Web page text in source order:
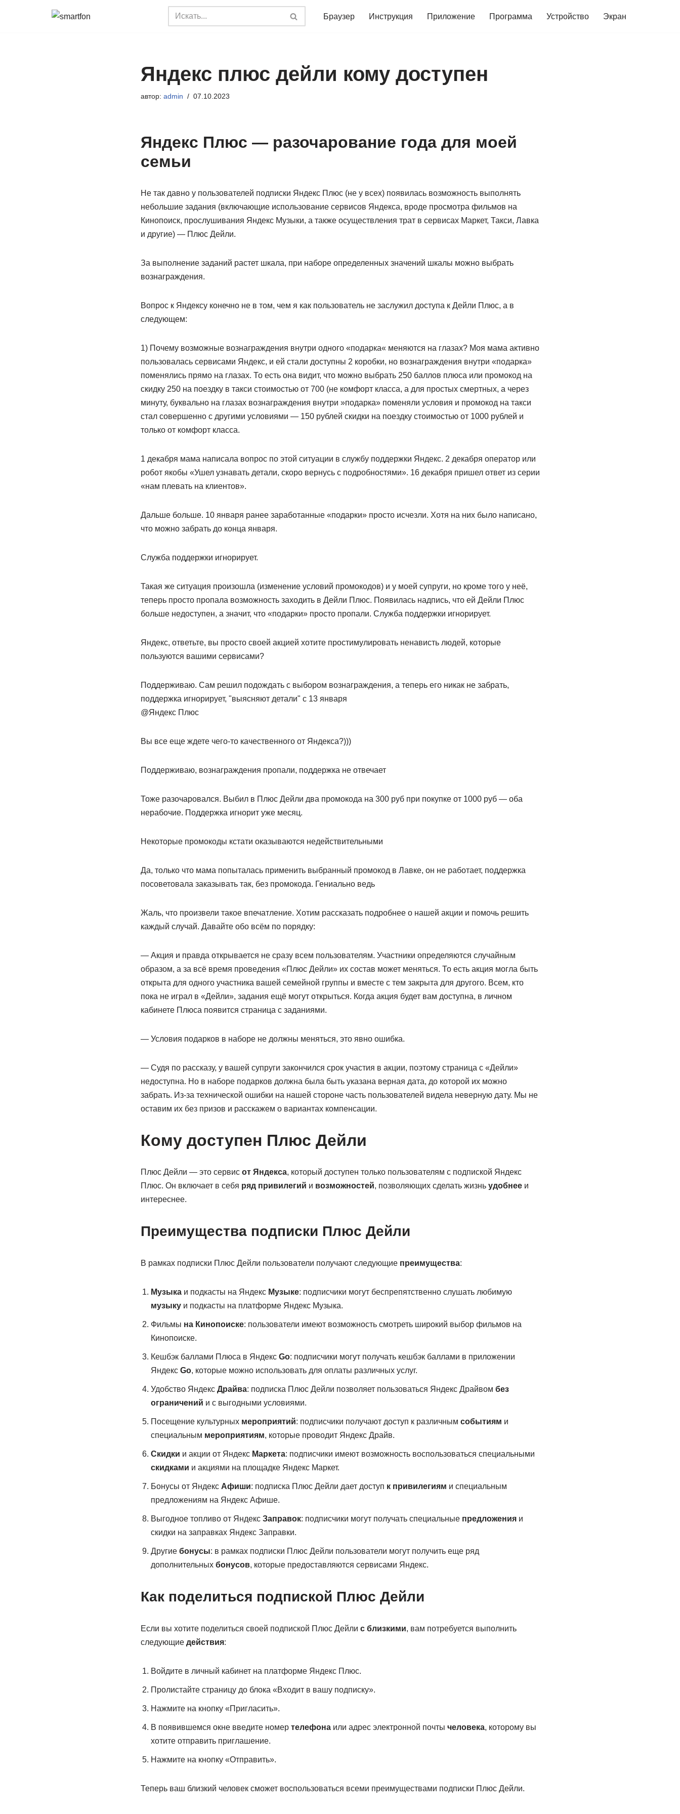
Браузер Инструкция Приложение Программа Устройство Экран
Яндекс плюс дейли кому доступен
автор: admin 07.10.2023
Яндекс Плюс — разочарование года для моей
семьи
Не так давно у пользователей подписки Яндекс Плюс (не у всех) появилась возможность выполнять
небольшие задания (включающие использование сервисов Яндекса, вроде просмотра фильмов на
Кинопоиск, прослушивания Яндекс Музыки, а также осуществления трат в сервисах Маркет, Такси, Лавка
и другие) — Плюс Дейли.
За выполнение заданий растет шкала, при наборе определенных значений шкалы можно выбрать
вознаграждения.
Вопрос к Яндексу конечно не в том, чем я как пользователь не заслужил доступа к Дейли Плюс, а в
следующем:
1) Почему возможные вознаграждения внутри одного «подарка« меняются на глазах? Моя мама активно
пользовалась сервисами Яндекс, и ей стали доступны 2 коробки, но вознаграждения внутри «подарка»
поменялись прямо на глазах. То есть она видит, что можно выбрать 250 баллов плюса или промокод на
скидку 250 на поездку в такси стоимостью от 700 (не комфорт класса, а для простых смертных, а через
минуту, буквально на глазах вознаграждения внутри »подарка» поменяли условия и промокод на такси
стал совершенно с другими условиями — 150 рублей скидки на поездку стоимостью от 1000 рублей и
только от комфорт класса.
1 декабря мама написала вопрос по этой ситуации в службу поддержки Яндекс. 2 декабря оператор или
робот якобы «Ушел узнавать детали, скоро вернусь с подробностями». 16 декабря пришел ответ из серии
«нам плевать на клиентов».
Дальше больше. 10 января ранее заработанные «подарки» просто исчезли. Хотя на них было написано,
что можно забрать до конца января.
Служба поддержки игнорирует.
Такая же ситуация произошла (изменение условий промокодов) и у моей супруги, но кроме того у неё,
теперь просто пропала возможность заходить в Дейли Плюс. Появилась надпись, что ей Дейли Плюс
больше недоступен, а значит, что «подарки» просто пропали. Служба поддержки игнорирует.
Яндекс, ответьте, вы просто своей акцией хотите простимулировать ненависть людей, которые
пользуются вашими сервисами?
Поддерживаю. Сам решил подождать с выбором вознаграждения, а теперь его никак не забрать,
поддержка игнорирует, "выясняют детали" с 13 января
@Яндекс Плюс
Вы все еще ждете чего-то качественного от Яндекса?)))
Поддерживаю, вознаграждения пропали, поддержка не отвечает
Тоже разочаровался. Выбил в Плюс Дейли два промокода на 300 руб при покупке от 1000 руб — оба
нерабочие. Поддержка игнорит уже месяц.
Некоторые промокоды кстати оказываются недействительными
Да, только что мама попыталась применить выбранный промокод в Лавке, он не работает, поддержка
посоветовала заказывать так, без промокода. Гениально ведь
Жаль, что произвели такое впечатление. Хотим рассказать подробнее о нашей акции и помочь решить
каждый случай. Давайте обо всём по порядку:
— Акция и правда открывается не сразу всем пользователям. Участники определяются случайным
образом, а за всё время проведения «Плюс Дейли» их состав может меняться. То есть акция могла быть
открыта для одного участника вашей семейной группы и вместе с тем закрыта для другого. Всем, кто
пока не играл в «Дейли», задания ещё могут открыться. Когда акция будет вам доступна, в личном
кабинете Плюса появится страница с заданиями.
— Условия подарков в наборе не должны меняться, это явно ошибка.
— Судя по рассказу, у вашей супруги закончился срок участия в акции, поэтому страница с «Дейли»
недоступна. Но в наборе подарков должна была быть указана верная дата, до которой их можно
забрать. Из-за технической ошибки на нашей стороне часть пользователей видела неверную дату. Мы не
оставим их без призов и расскажем о вариантах компенсации.
Кому доступен Плюс Дейли
Плюс Дейли — это сервис от Яндекса, который доступен только пользователям с подпиской Яндекс
Плюс. Он включает в себя ряд привилегий и возможностей, позволяющих сделать жизнь удобнееи
интереснее.
Преимущества подписки Плюс Дейли
В рамках подписки Плюс Дейли пользователи получают следующие преимущества:
Музыкаи подкасты на Яндекс Музыке: подписчики могут беспрепятственно слушать любимую
музыкуи подкасты на платформе Яндекс Музыка.
Фильмы на Кинопоиске: пользователи имеют возможность смотреть широкий выбор фильмов на
Кинопоиске.
Кешбэк баллами Плюса в Яндекс Go: подписчики могут получать кешбэк баллами в приложении
Яндекс Go, которые можно использовать для оплаты различных услуг.
Удобство Яндекс Драйва: подписка Плюс Дейли позволяет пользоваться Яндекс Драйвом без
ограничений и с выгодными условиями.
Посещение культурных мероприятий: подписчики получают доступ к различным событиям и
специальным мероприятиям, которые проводит Яндекс Драйв.
Скидки и акции от Яндекс Маркета: подписчики имеют возможность воспользоваться специальными
скидками и акциями на площадке Яндекс Маркет.
Бонусы от Яндекс Афиши: подписка Плюс Дейли дает доступ к привилегиям и специальным
предложениям на Яндекс Афише.
Выгодное топливо от Яндекс Заправок: подписчики могут получать специальные предложенияи
скидки на заправках Яндекс Заправки.
Другие бонусы: в рамках подписки Плюс Дейли пользователи могут получить еще ряд
дополнительных бонусов, которые предоставляются сервисами Яндекс.
Как поделиться подпиской Плюс Дейли
Если вы хотите поделиться своей подпиской Плюс Дейли с близкими, вам потребуется выполнить
следующие действия:
Войдите в личный кабинет на платформе Яндекс Плюс.
Пролистайте страницу до блока «Входит в вашу подписку».
Нажмите на кнопку «Пригласить».
В появившемся окне введите номер телефонаили адрес электронной почты человека, которому вы
хотите отправить приглашение.
Нажмите на кнопку «Отправить».
Теперь ваш близкий человек сможет воспользоваться всеми преимуществами подписки Плюс Дейли.